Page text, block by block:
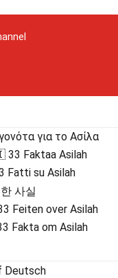
για το Ασίλα
Faktaa Asilah
su Asilah
사실
Feiten over Asilah
Fakta om Asilah